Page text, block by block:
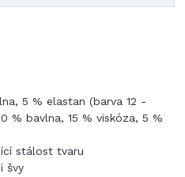
5 % elastan (barva 12 -
% bavlna, 15 % viskóza, 5 %
stálost tvaru
švy